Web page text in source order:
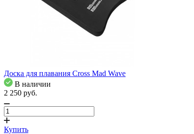
Доска для плавания Cross Mad Wave
В наличии
2 250 pуб.
Купить